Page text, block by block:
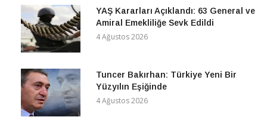
YAŞ Kararları Açıklandı: 63 General ve
Amiral Emekliliğe Sevk Edildi
4 Ağustos 2026
Tuncer Bakırhan: Türkiye Yeni Bir
Yüzyılın Eşiğinde
4 Ağustos 2026